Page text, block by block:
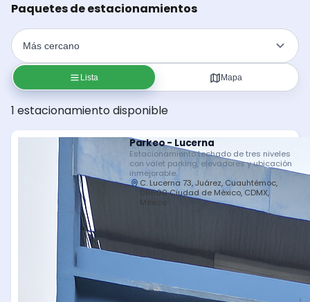
Paquetes de estacionamientos
Lista Mapa
1 estacionamiento disponible
Parkeo - Lucerna
Estacionamiento techado de tres niveles
con valet parking, elevadores y ubicación
inmejorable.
C. Lucerna 73, Juárez, Cuauhtémoc,
06600 Ciudad de México, CDMX,
México